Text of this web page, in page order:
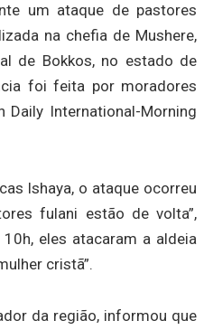
um ataque de pastores
na chefia de Mushere,
de Bokkos, no estado de
foi feita por moradores
Daily International-Morning
Ishaya, o ataque ocorreu
fulani estão de volta”,
eles atacaram a aldeia
cristã”.
da região, informou que